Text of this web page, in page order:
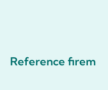
Reference firem